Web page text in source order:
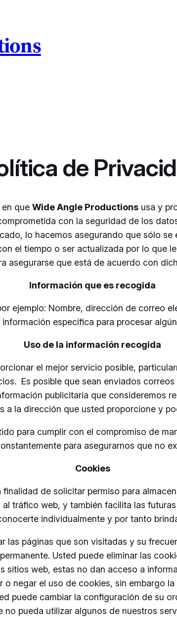
de
que Wide Angle Productionsusa y
con la seguridad de los
lo hacemos asegurando que sólo
el tiempo o ser actualizada por lo que
asegurarse que está de acuerdo con
Información que es recogida
ejemplo: Nombre, dirección de correo
específica para procesar
Uso de la información recogida
el mejor servicio posible,
Es posible que sean enviados
publicitaria que consideremos
a la dirección que usted proporcione y
para cumplir con el compromiso de
para asegurarnos que no
Cookies
de solicitar permiso para
tráfico web, y también facilita las
individualmente y por tanto
páginas que son visitadas y su
Usted puede eliminar las
web, estas no dan acceso a
negar el uso de cookies, sin embargo
puede cambiar la configuración de su
no pueda utilizar algunos de nuestros